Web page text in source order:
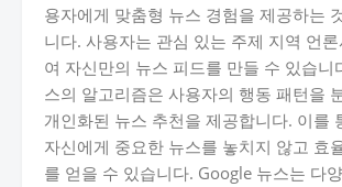
용자에게 맞춤형 뉴스 경험을 제공하는
니다. 사용자는 관심 있는 주제 지역 언
여 자신만의 뉴스 피드를 만들 수 있습니
스의 알고리즘은 사용자의 행동 패턴을
개인화된 뉴스 추천을 제공합니다. 이를
자신에게 중요한 뉴스를 놓치지 않고 효
를 얻을 수 있습니다. Google 뉴스는 다